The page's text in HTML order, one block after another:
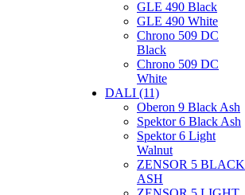
GLE 490 Black
GLE 490 White
Chrono 509 DC
Black
Chrono 509 DC
White
DALI (11)
Oberon 9 Black Ash
Spektor 6 Black Ash
Spektor 6 Light
Walnut
ZENSOR 5 BLACK
ASH